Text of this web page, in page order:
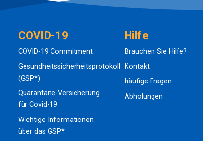
COVID-19
COVID-19 Commitment
Gesundheitssicherheitsprotokoll
(GSP*)
Quarantäne-Versicherung
für Covid-19
Wichtige Informationen
über das GSP*
Hilfe
Brauchen Sie Hilfe?
Kontakt
häufige Fragen
Abholungen